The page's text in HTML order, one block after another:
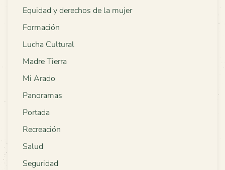
Equidad y derechos de la mujer
Formación
Lucha Cultural
Madre Tierra
Mi Arado
Panoramas
Portada
Recreación
Salud
Seguridad